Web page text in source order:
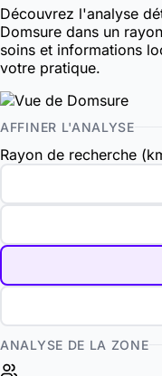
Découvrez l'analyse
Domsure dans un
soins et informations
votre pratique.
AFFINER L'ANALYSE
Rayon de recherche
ANALYSE DE LA ZONE